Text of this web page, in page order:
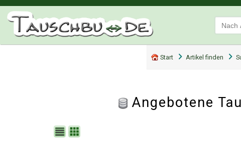
Start Artikel finden
Angebotene